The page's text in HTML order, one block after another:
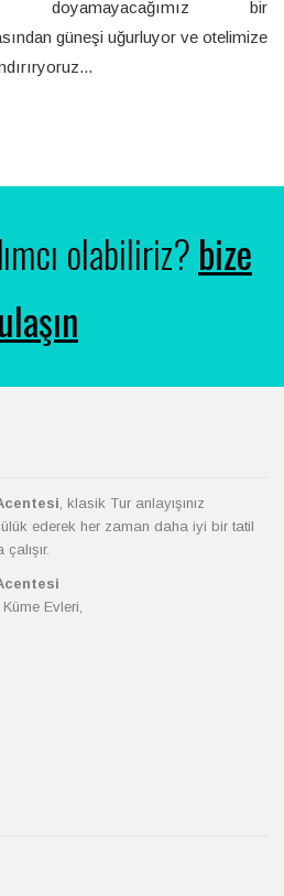
doyamayacağımız bir
güneşi uğurluyor ve otelimize
olabiliriz?bize
ulaşın
, klasik Tur anlayışınız
ederek her zaman daha iyi bir tatil
Evleri,